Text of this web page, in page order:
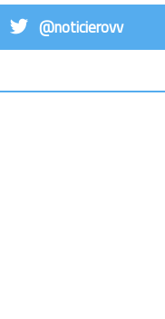
@noticierovv